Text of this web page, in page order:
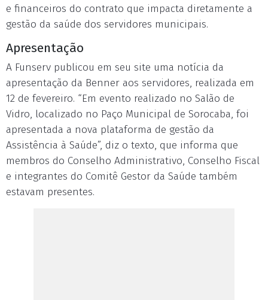
e financeiros do contrato que impacta diretamente a
gestão da saúde dos servidores municipais.
Apresentação
A Funserv publicou em seu site uma notícia da
apresentação da Benner aos servidores, realizada em
12 de fevereiro. “Em evento realizado no Salão de
Vidro, localizado no Paço Municipal de Sorocaba, foi
apresentada a nova plataforma de gestão da
Assistência à Saúde”, diz o texto, que informa que
membros do Conselho Administrativo, Conselho Fiscal
e integrantes do Comitê Gestor da Saúde também
estavam presentes.